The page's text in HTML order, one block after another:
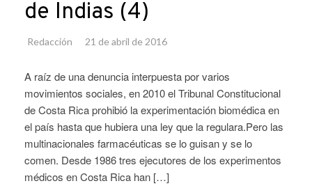
de Indias (4)
Redacción 21 de abril de 2016
A raíz de una denuncia interpuesta por varios
movimientos sociales, en 2010 el Tribunal Constitucional
de Costa Rica prohibió la experimentación biomédica en
el país hasta que hubiera una ley que la regulara.Pero las
multinacionales farmacéuticas se lo guisan y se lo
comen. Desde 1986 tres ejecutores de los experimentos
médicos en Costa Rica han […]